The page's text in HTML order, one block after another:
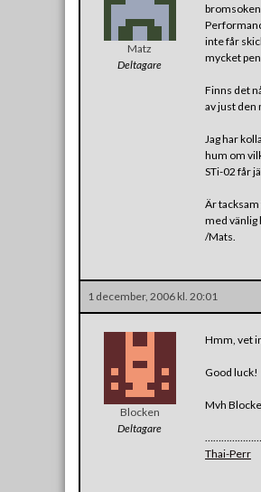
Matz
Deltagare
inte får
mycket
Finns det
av just den
Jag har
hum om
STi-02 får
Är tacksam
med vänlig
/Mats.
1 december, 2006 kl. 20:01
Blocken
Deltagare
Hmm, vet
Good luck!
Mvh
Thai-Perr